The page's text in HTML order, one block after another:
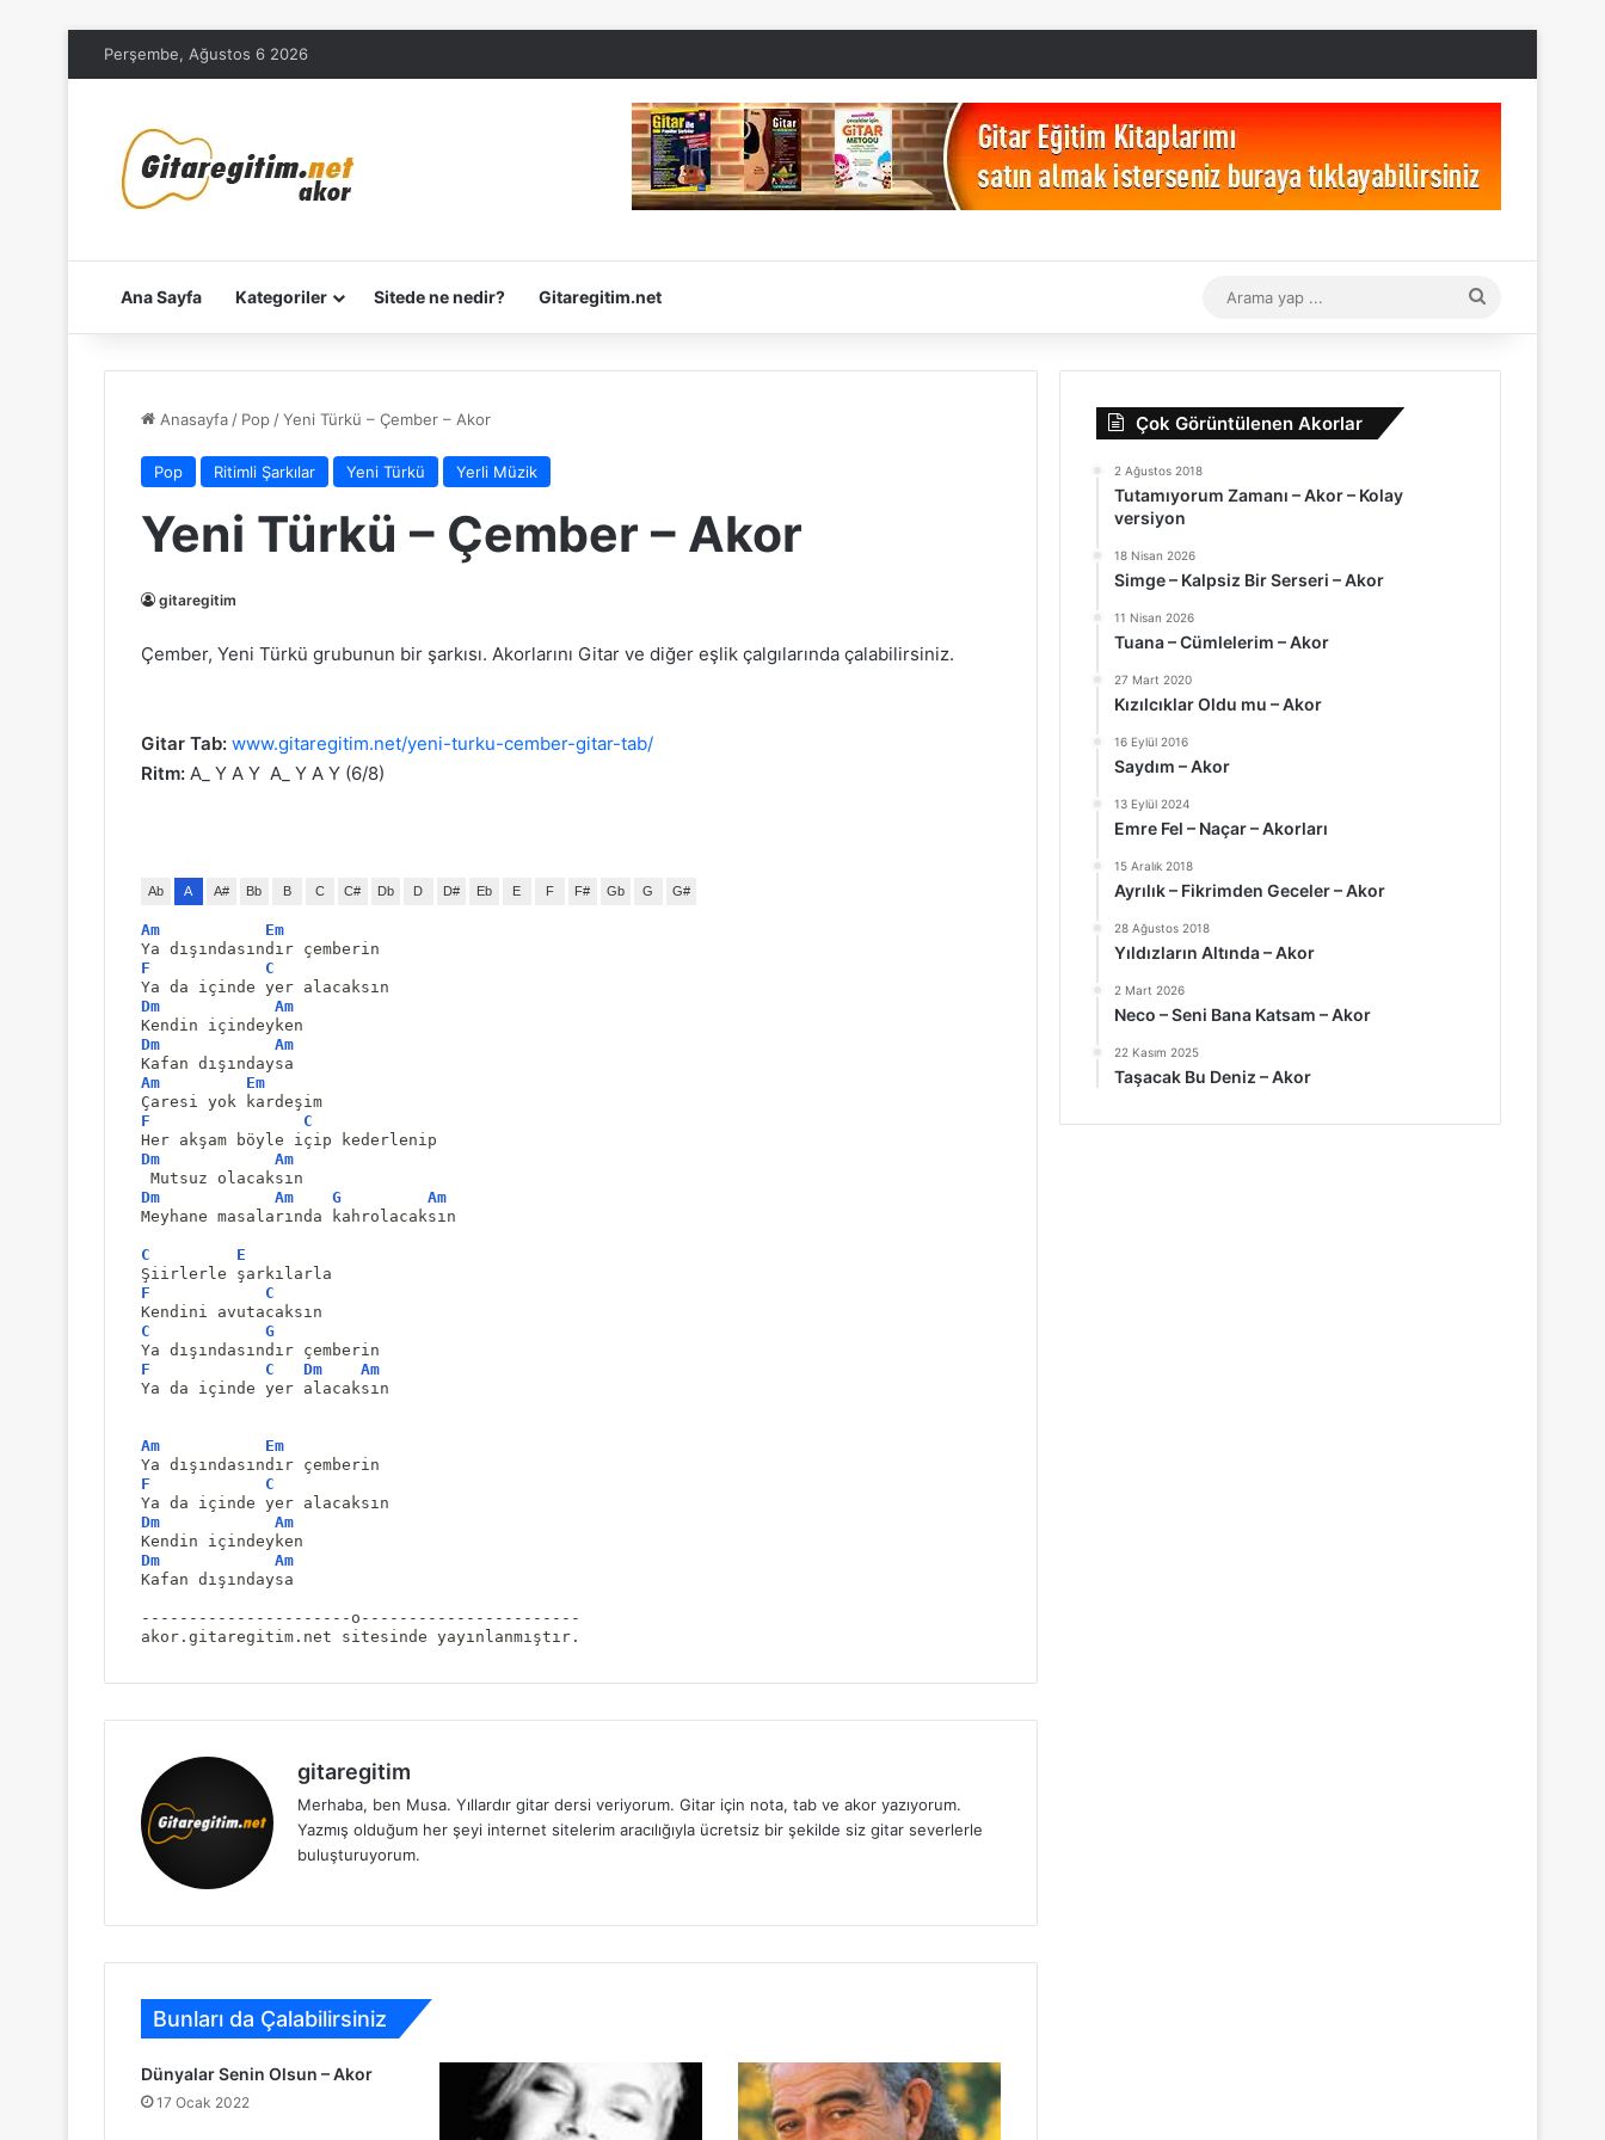
Perşembe, Ağustos 6 2026
Ana Sayfa Kategoriler Sitede ne nedir? Gitaregitim.net
yap
Anasayfa / Pop /Yeni Türkü – Çember – Akor
Pop Ritimli Şarkılar Yeni Türkü Yerli Müzik
Yeni Türkü – Çember – Akor
gitaregitim
Çember, Yeni Türkü grubunun bir şarkısı. Akorlarını Gitar ve diğer eşlik çalgılarında çalabilirsiniz.
Gitar Tab: www.gitaregitim.net/yeni-turku-cember-gitar-tab/
Ritm: A_ Y A Y A_ Y A Y (6/8)
Ab A A# Bb B C C# Db D D# Eb E F F# Gb G G#
Am
Em
Ya dışındasındır çemberin
F
C
Ya da içinde yer alacaksın
Dm
Am
Kendin içindeyken
Dm
Am
Kafan dışındaysa
Am
Em
Çaresi yok kardeşim
F
C
Her akşam böyle içip kederlenip
Dm
Am
Mutsuz olacaksın
Dm
Am G
Am
Meyhane masalarında kahrolacaksın
C
E
Şiirlerle şarkılarla
F
C
Kendini avutacaksın
C
G
Ya dışındasındır çemberin
F
C Dm
Am
Ya da içinde yer alacaksın
Am
Em
Ya dışındasındır çemberin
F
C
Ya da içinde yer alacaksın
Dm
Am
Kendin içindeyken
Dm
Am
Kafan dışındaysa
----------------------o-----------------------
akor.gitaregitim.net sitesinde yayınlanmıştır.
gitaregitim
Merhaba, ben Musa. Yıllardır gitar dersi veriyorum. Gitar için nota, tab ve akor yazıyorum.
Yazmış olduğum her şeyi internet sitelerim aracılığıyla ücretsiz bir şekilde siz gitar severlerle
buluşturuyorum.
Bunları da Çalabilirsiniz
Dünyalar Senin Olsun – Akor
17 Ocak 2022
Çok Görüntülenen Akorlar
2 Ağustos 2018
Tutamıyorum Zamanı – Akor – Kolay
versiyon
18 Nisan 2026
Simge – Kalpsiz Bir Serseri – Akor
11 Nisan 2026
Tuana – Cümlelerim – Akor
27 Mart 2020
Kızılcıklar Oldu mu – Akor
16 Eylül 2016
Saydım – Akor
13 Eylül 2024
Emre Fel – Naçar – Akorları
15 Aralık 2018
Ayrılık – Fikrimden Geceler – Akor
28 Ağustos 2018
Yıldızların Altında – Akor
2 Mart 2026
Neco – Seni Bana Katsam – Akor
22 Kasım 2025
Taşacak Bu Deniz – Akor